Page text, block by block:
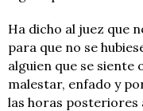
Ha dicho al juez que
para que no se
alguien que se siente
malestar, enfado y
las horas posteriores